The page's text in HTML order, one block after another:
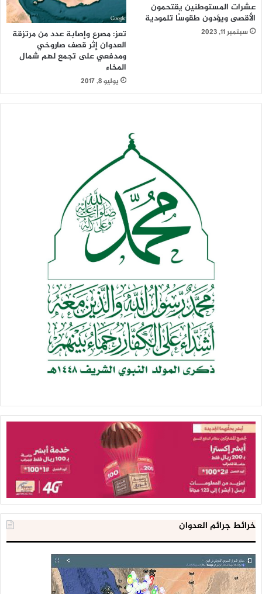
عشرات المستوطنين يقتحمون
الأقصى ويؤدون طقوسًا تلمودية
سبتمبر 11, 2023
تعز: مصرع وإصابة عدد من مرتزقة
العدوان إثر قصف صاروخي
ومدفعي على تجمع لهم شمال
المخاء
يوليو 8, 2017
خرائط جرائم العدوان